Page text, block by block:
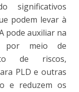
significativos
podem levar à
pode auxiliar na
por meio de
de riscos,
PLD e outras
e reduzem os